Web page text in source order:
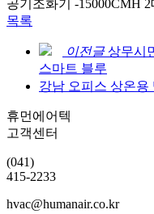
공기조화기 -15000CMH 2
목록
이전글 상무시
스마트 블루
강남 오피스 상온용
휴먼에어텍
고객센터
(041)
415-2233
hvac@humanair.co.kr